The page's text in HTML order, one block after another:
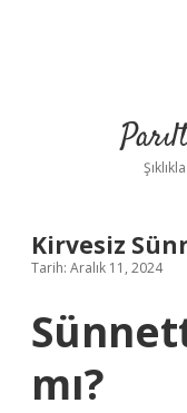
Kirvesiz
Tarih: Aralık 11, 2024
mı?